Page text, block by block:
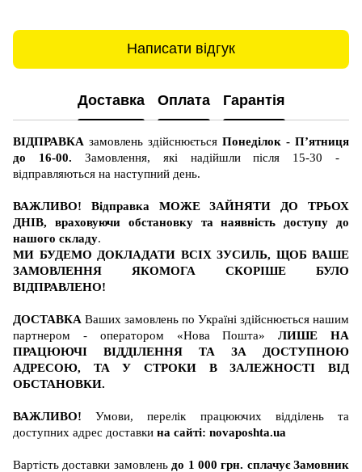
Написати відгук
Доставка Оплата Гарантія
ВІДПРАВКА замовлень здійснюється Понеділок - П’ятниця
до 16-00. Замовлення, які надійшли після 15-30 -
відправляються на наступний день.
ВАЖЛИВО! Відправка МОЖЕ ЗАЙНЯТИ ДО ТРЬОХ
ДНІВ, враховуючи обстановку та наявність доступу до
нашого складу.
МИ БУДЕМО ДОКЛАДАТИ ВСІХ ЗУСИЛЬ, ЩОБ ВАШЕ
ЗАМОВЛЕННЯ ЯКОМОГА СКОРІШЕ БУЛО
ВІДПРАВЛЕНО!
ДОСТАВКА Ваших замовлень по Україні здійснюється нашим
партнером - оператором «Нова Пошта»ЛИШЕ НА
ПРАЦЮЮЧІ ВІДДІЛЕННЯ ТА ЗА ДОСТУПНОЮ
АДРЕСОЮ, ТА У СТРОКИ В ЗАЛЕЖНОСТІ ВІД
ОБСТАНОВКИ.
ВАЖЛИВО! Умови, перелік працюючих відділень та
доступних адрес доставки на сайті: novaposhta.ua
Вартість доставки замовлень до 1 000 грн. сплачує Замовник